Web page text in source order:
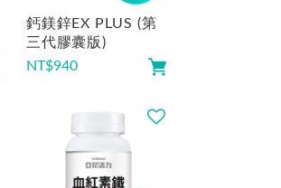
鈣鎂鋅EX PLUS (第
三代膠囊版)
NT$940